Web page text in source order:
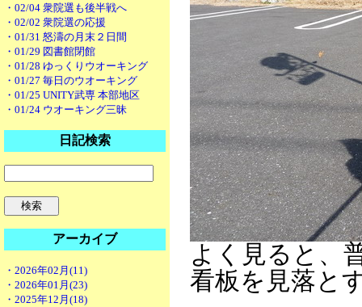
・02/04 衆院選も後半戦へ
・02/02 衆院選の応援
・01/31 怒濤の月末２日間
・01/29 図書館閉館
・01/28 ゆっくりウオーキング
・01/27 毎日のウオーキング
・01/25 UNITY武専 本部地区
・01/24 ウオーキング三昧
日記検索
アーカイブ
・2026年02月(11)
・2026年01月(23)
・2025年12月(18)
よく見ると、
看板を見落と